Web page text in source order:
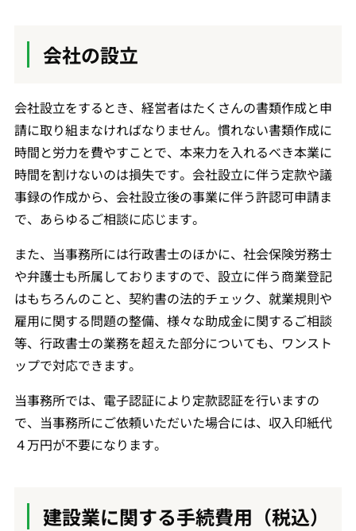
会社の設立
会社設立をするとき、経営者はたくさんの書類作成と申
請に取り組まなければなりません。慣れない書類作成に
時間と労力を費やすことで、本来力を入れるべき本業に
時間を割けないのは損失です。会社設立に伴う定款や議
事録の作成から、会社設立後の事業に伴う許認可申請ま
で、あらゆるご相談に応じます。
また、当事務所には行政書士のほかに、社会保険労務士
や弁護士も所属しておりますので、設立に伴う商業登記
はもちろんのこと、契約書の法的チェック、就業規則や
雇用に関する問題の整備、様々な助成金に関するご相談
等、行政書士の業務を超えた部分についても、ワンスト
ップで対応できます。
当事務所では、電子認証により定款認証を行いますの
で、当事務所にご依頼いただいた場合には、収入印紙代
４万円が不要になります。
建設業に関する手続費用（税込）